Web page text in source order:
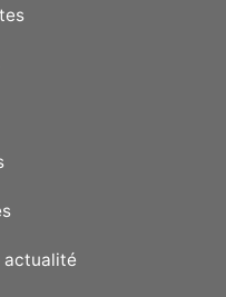
actualité